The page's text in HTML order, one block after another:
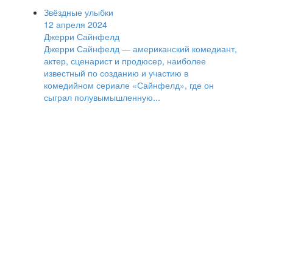
Звёздные улыбки
12 апреля 2024
Джерри Сайнфелд
Джерри Сайнфелд — американский комедиант,
актер, сценарист и продюсер, наиболее
известный по созданию и участию в
комедийном сериале «Сайнфелд», где он
сыграл полувымышленную...